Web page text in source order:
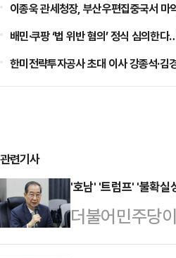
이종욱 관세청장, 부산우편집중국서 마
배민·쿠팡 ‘법 위반 혐의’ 정식 심의한
한미전략투자공사 초대 이사 강종석·김
관련기사
'호남' '트럼프' '불확
더불어민주당
일 민감하게